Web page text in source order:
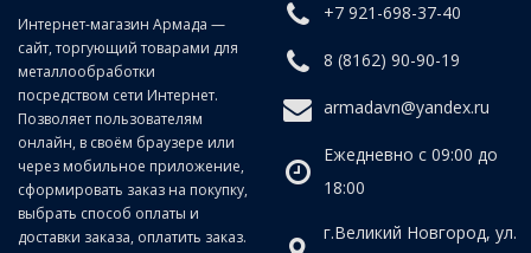
Для глухих отверстий.
Интернет-магазин Армада —
сайт, торгующий товарами для
металлообработки
посредством сети Интернет.
Позволяет пользователям
онлайн, в своём браузере или
через мобильное приложение,
сформировать заказ на покупку,
выбрать способ оплаты и
доставки заказа, оплатить заказ.
+7 921-698-37-40
8 (8162) 90-90-19
armadavn@yandex.ru
Ежедневно с 09:00 до
18:00
г.Великий Новгород, ул.